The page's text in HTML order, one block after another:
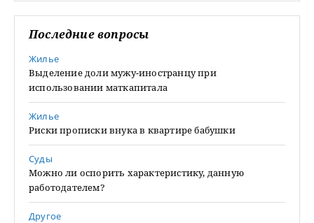
Последние вопросы
Жилье
Выделение доли мужу-иностранцу при
использовании маткапитала
Жилье
Риски прописки внука в квартире бабушки
Суды
Можно ли оспорить характеристику, данную
работодателем?
Другое